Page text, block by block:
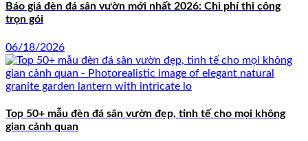
Báo giá đèn đá sân vườn mới nhất 2026: Chi phí thi công
trọn gói
06/18/2026
Top 50+ mẫu đèn đá sân vườn đẹp, tinh tế cho mọi không
gian cảnh quan